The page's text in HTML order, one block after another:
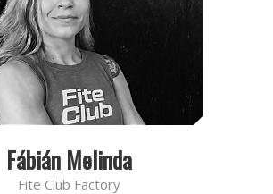
Fábián Melinda
Fite Club Factory